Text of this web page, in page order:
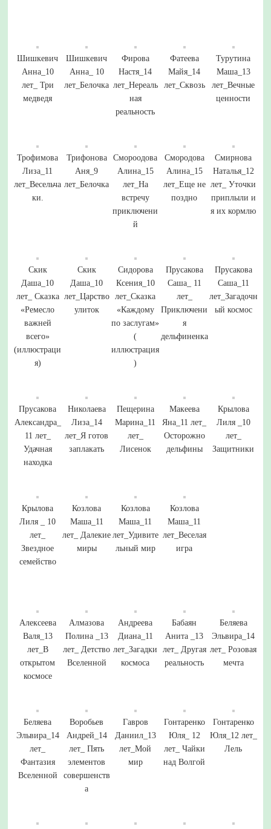
Шишкевич
Анна_10
лет_ Три
медведя
Шишкевич
Анна_ 10
лет_Белочка
Фирова
Настя_14
лет_Нереаль
ная
реальность
Фатеева
Майя_14
лет_Сквозь
Турутина
Маша_13
лет_Вечные
ценности
Трофимова
Лиза_11
лет_Весельча
ки.
Трифонова
Аня_9
лет_Белочка
Смороодова
Алина_15
лет_На
встречу
приключени
й
Смородова
Алина_15
лет_Еще не
поздно
Смирнова
Наталья_12
лет_ Уточки
приплыли и
я их кормлю
Скик
Даша_10
лет_ Сказка
«Ремесло
важней
всего»
(иллюстраци
я)
Скик
Даша_10
лет_Царство
улиток
Сидорова
Ксения_10
лет_Сказка
«Каждому
по заслугам»
(
иллюстрация
)
Прусакова
Саша_ 11
лет_
Приключени
я
дельфиненка
Прусакова
Саша_11
лет_Загадочн
ый космос
Прусакова
Александра_
11 лет_
Удачная
находка
Николаева
Лиза_14
лет_Я готов
заплакать
Пещерина
Марина_11
лет_
Лисенок
Макеева
Яна_11 лет_
Осторожно
дельфины
Крылова
Лиля _10
лет_
Защитники
Крылова
Лиля _ 10
лет_
Звездное
семейство
Козлова
Маша_11
лет_ Далекие
миры
Козлова
Маша_11
лет_Удивите
льный мир
Козлова
Маша_11
лет_Веселая
игра
Алексеева
Валя_13
лет_В
открытом
космосе
Алмазова
Полина _13
лет_ Детство
Вселенной
Андреева
Диана_11
лет_Загадки
космоса
Бабаян
Анита _13
лет_ Другая
реальность
Беляева
Эльвира_14
лет_ Розовая
мечта
Беляева
Эльвира_14
лет_
Фантазия
Вселенной
Воробьев
Андрей_14
лет_ Пять
элементов
совершенств
а
Гавров
Даниил_13
лет_Мой
мир
Гонтаренко
Юля_ 12
лет_ Чайки
над Волгой
Гонтаренко
Юля_12 лет_
Лель